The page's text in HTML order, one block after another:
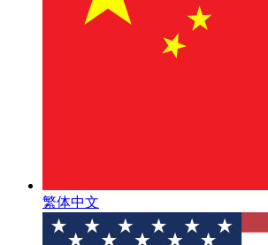
繁体中文